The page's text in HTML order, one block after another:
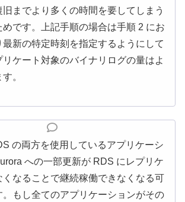
までより多くの時間を要してしまう
です。上記手順の場合は手順 2 にお
新の特定時刻を指定するようにして
ケート対象のバイナリログの量はよ
。
の両方を使用しているアプリケーシ
への一部更新が RDS にレプリケ
くなることで継続稼働できなくなる可
もし全てのアプリケーションがその